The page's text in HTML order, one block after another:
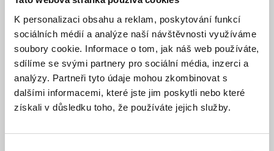
K personalizaci obsahu a reklam, poskytování funkcí
sociálních médií a analýze naší návštěvnosti využíváme
soubory cookie. Informace o tom, jak náš web používáte,
sdílíme se svými partnery pro sociální média, inzerci a
analýzy. Partneři tyto údaje mohou zkombinovat s
dalšími informacemi, které jste jim poskytli nebo které
získali v důsledku toho, že používáte jejich služby.
dotvářejí pokročilé solární články TOPCon, a to svou
účinností až 25 %, vyšší spolehlivostí i delší životností.
EcoFlow 400W oboustranný skládací solární panel 2.
generace využívá pokročilou technologii solárních článků s
vysokou účinností, která dosahuje až 25 %. Oproti svým
předchůdcům disponuje odlehčenou konstrukcí a celkově
vyšší efektivitou přeměny sluneční energie. Jeho vysoká
odolnost a zároveň nízké nároky na údržbu z panelu dělají
elektrické sítě.